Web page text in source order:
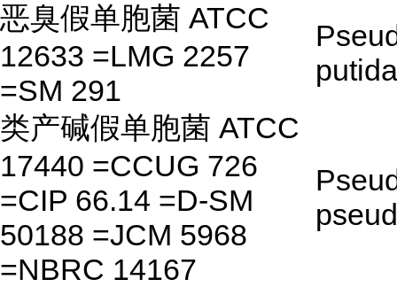
恶臭假单胞菌 ATCC
12633 =LMG 2257
=SM 291
putida
类产碱假单胞菌 ATCC
17440 =CCUG 726
=CIP 66.14 =D-SM
50188 =JCM 5968
=NBRC 14167